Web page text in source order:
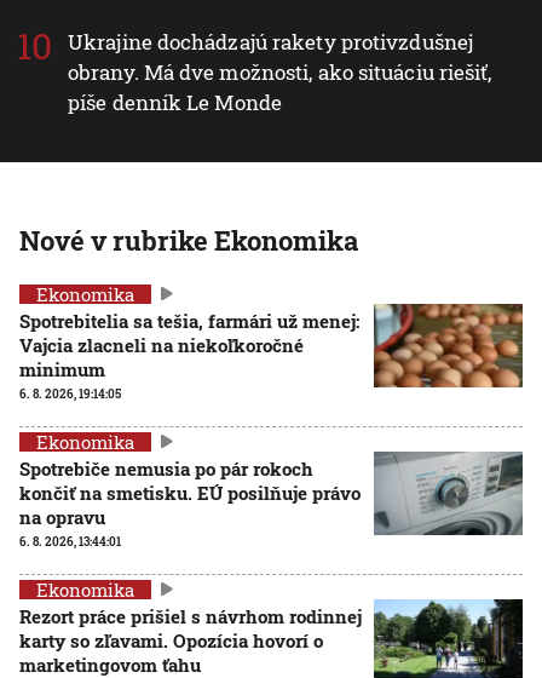
Ukrajine dochádzajú rakety protivzdušnej
obrany. Má dve možnosti, ako situáciu riešiť,
píše denník Le Monde
Nové v rubrike Ekonomika
Ekonomika
Spotrebitelia sa tešia, farmári už menej:
Vajcia zlacneli na niekoľkoročné
minimum
6. 8. 2026, 19:14:05
Ekonomika
Spotrebiče nemusia po pár rokoch
končiť na smetisku. EÚ posilňuje právo
na opravu
6. 8. 2026, 13:44:01
Ekonomika
Rezort práce prišiel s návrhom rodinnej
karty so zľavami. Opozícia hovorí o
marketingovom ťahu